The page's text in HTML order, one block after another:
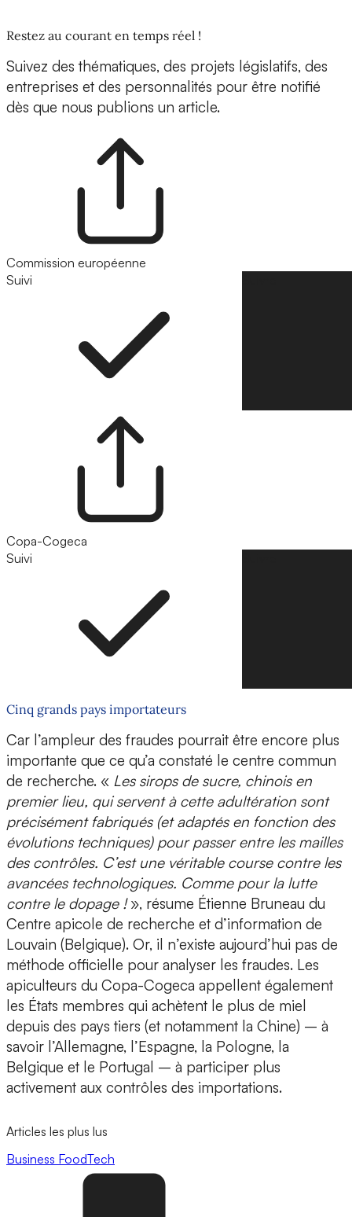
Restez au courant en temps réel !
Suivez des thématiques, des projets législatifs, des
entreprises et des personnalités pour être notifié
dès que nous publions un article.
Commission européenne
Suivi
Copa-Cogeca
Suivi
Cinq grands pays importateurs
Car l’ampleur des fraudes pourrait être encore plus
importante que ce qu’a constaté le centre commun
de recherche. « Les sirops de sucre, chinois en
premier lieu, qui servent à cette adultération sont
précisément fabriqués (et adaptés en fonction des
évolutions techniques) pour passer entre les mailles
des contrôles. C’est une véritable course contre les
avancées technologiques. Comme pour la lutte
contre le dopage !», résume Étienne Bruneau du
Centre apicole de recherche et d’information de
Louvain (Belgique). Or, il n’existe aujourd’hui pas de
méthode officielle pour analyser les fraudes. Les
apiculteurs du Copa-Cogeca appellent également
les États membres qui achètent le plus de miel
depuis des pays tiers (et notamment la Chine) – à
savoir l’Allemagne, l’Espagne, la Pologne, la
Belgique et le Portugal – à participer plus
activement aux contrôles des importations.
Articles les plus lus
Business FoodTech